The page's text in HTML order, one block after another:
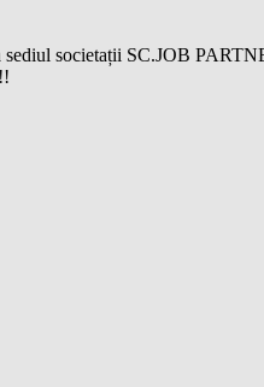
sediul societații SC.JOB